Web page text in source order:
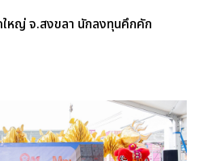
ใหญ่ จ.สงขลา นักลงทุนคึกคัก